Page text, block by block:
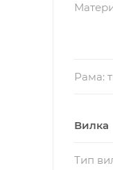
Рама:
Вилка
Тип